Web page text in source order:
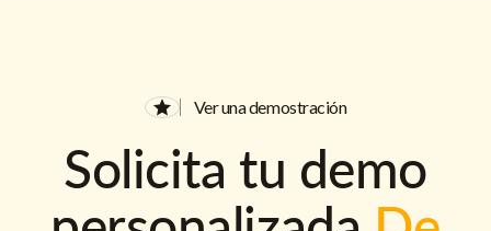
Ver una demostración
Solicita tu demo